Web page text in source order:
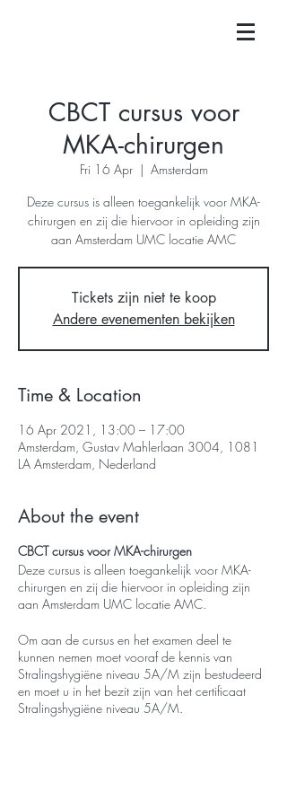
CBCT cursus voor
MKA-chirurgen
Fri 16 Apr
  |
Amsterdam
Deze cursus is alleen toegankelijk voor MKA-
chirurgen en zij die hiervoor in opleiding zijn
aan Amsterdam UMC locatie AMC
Tickets zijn niet te koop
Andere evenementen bekijken
Time & Location
16 Apr 2021, 13:00 – 17:00
Amsterdam, Gustav Mahlerlaan 3004, 1081
LA Amsterdam, Nederland
About the event
CBCT cursus voor MKA-chirurgen
Deze cursus is alleen toegankelijk voor MKA-
chirurgen en zij die hiervoor in opleiding zijn
aan Amsterdam UMC locatie AMC.
Om aan de cursus en het examen deel te
kunnen nemen moet vooraf de kennis van
Stralingshygiëne niveau 5A/M zijn bestudeerd
en moet u in het bezit zijn van het certificaat
Stralingshygiëne niveau 5A/M.